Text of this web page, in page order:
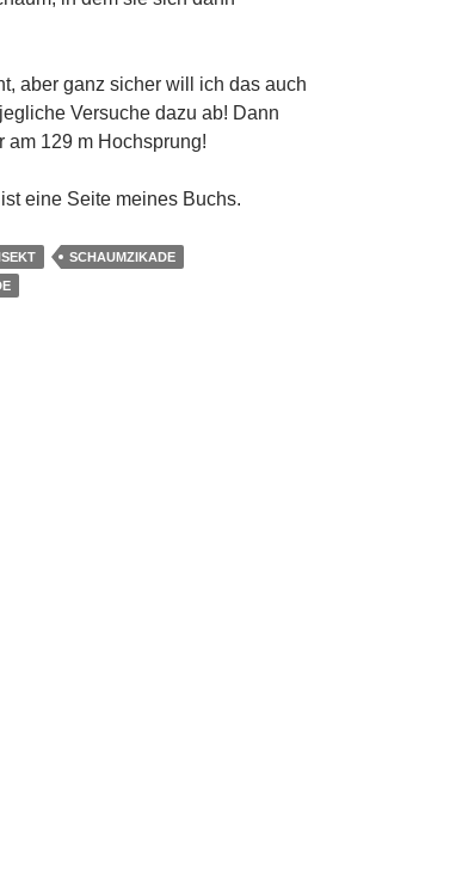
aber ganz sicher will ich das auch
Versuche dazu ab! Dann
am 129 m Hochsprung!
eine Seite meines Buchs.
SCHAUMZIKADE